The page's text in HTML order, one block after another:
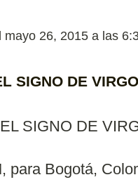
mayo 26, 2015 a las
SIGNO DE
SIGNO DE
para Bogotá,